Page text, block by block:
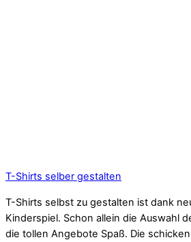
T-Shirts selber gestalten
T-Shirts selbst zu gestalten ist dank
Kinderspiel. Schon allein die Auswahl
die tollen Angebote Spaß. Die